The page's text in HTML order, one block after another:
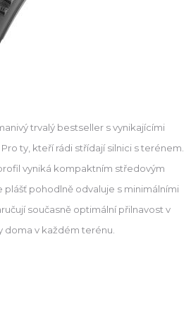
trvalý bestseller s vynikajícími
ty, kteří rádi střídají silnici s terénem.
vyniká kompaktním středovým
plášť pohodlně odvaluje s minimálními
současně optimální přilnavost v
doma v každém terénu.